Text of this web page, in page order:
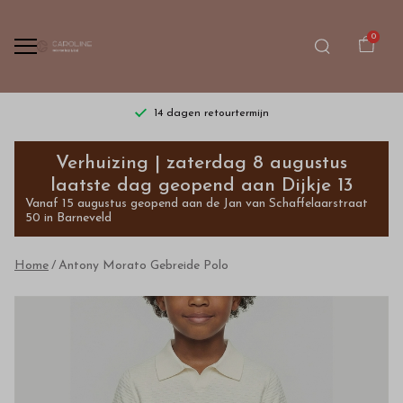
0
14 dagen retourtermijn
Antony
Morato
Gebreide
Polo
kinderkleding
Verhuizing | zaterdag 8 augustus
laatste dag geopend aan Dijkje 13
Vanaf 15 augustus geopend aan de Jan van Schaffelaarstraat
50 in Barneveld
Home Antony Morato Gebreide Polo